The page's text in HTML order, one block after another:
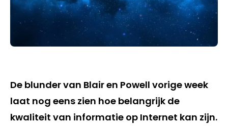
De blunder van Blair en Powell vorige week
laat nog eens zien hoe belangrijk de
kwaliteit van informatie op Internet kan zijn.